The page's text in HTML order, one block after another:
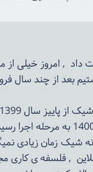
داد , امروز خیلی
بعد از چند سال
دستور کار مجموعه
شیکزمان زیادی
, فلسفه ی کاری